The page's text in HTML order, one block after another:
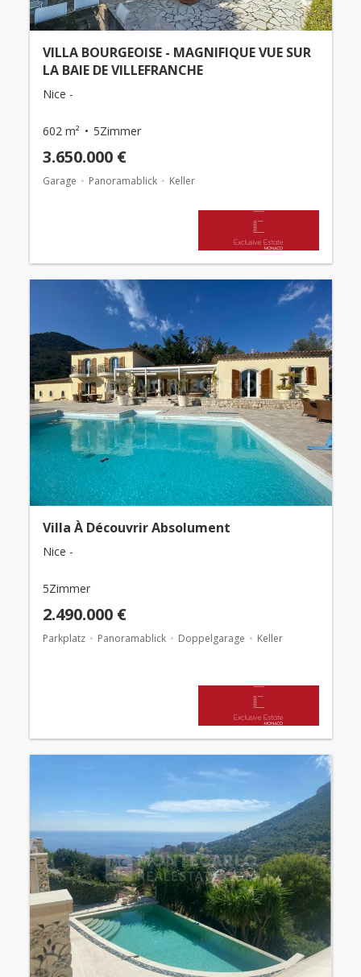
VILLA BOURGEOISE - MAGNIFIQUE VUE SUR
LA BAIE DE VILLEFRANCHE
Nice -
602 m² 5Zimmer
3.650.000 €
Garage Panoramablick Keller
Villa À Découvrir Absolument
Nice -
5Zimmer
2.490.000 €
Parkplatz Panoramablick Doppelgarage Keller